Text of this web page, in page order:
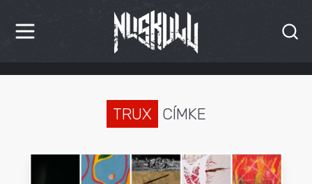
HÍREK
TRUX CÍMKE